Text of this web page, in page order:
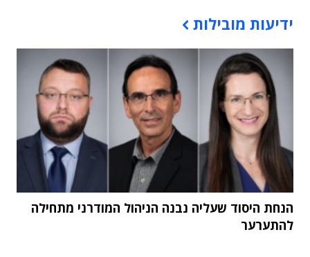
ידיעות מובילות
הנחת היסוד שעליה נבנה הניהול המודרני מתחילה
להתערער